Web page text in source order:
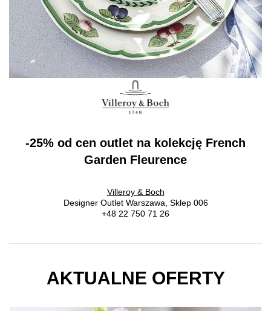
-25% od cen outlet na kolekcję French
Garden Fleurence
Villeroy & Boch
Designer Outlet Warszawa, Sklep 006
+48 22 750 71 26
AKTUALNE OFERTY